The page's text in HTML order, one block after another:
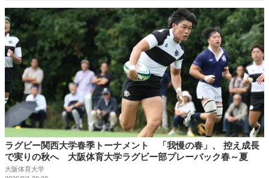
ラグビー関西大学春季トーナメント 「我慢の春」、 控え成長
で実りの秋へ 大阪体育大学ラグビー部プレーバック春～夏
大阪体育大学